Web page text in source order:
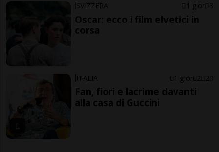
SVIZZERA 1 gior 3
Oscar: ecco i film elvetici in
corsa
ITALIA 1 gior 2 20
Fan, fiori e lacrime davanti
alla casa di Guccini